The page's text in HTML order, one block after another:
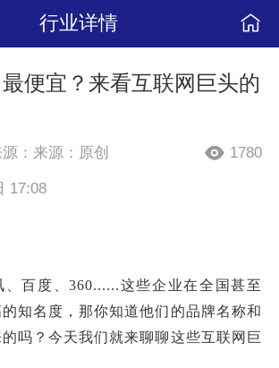
行业详情
便宜？来看互联网巨头的
源：来源：原创 1780
17:08
、百度、360......这些企业在全国甚至
知名度，那你知道他们的品牌名称和
吗？今天我们就来聊聊这些互联网巨